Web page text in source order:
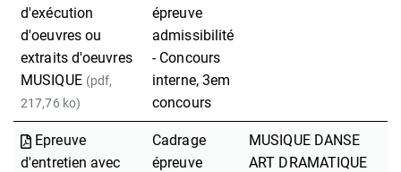
d'exécution
d'oeuvres ou
extraits d'oeuvres
MUSIQUE (pdf,
217,76 ko)
épreuve
admissibilité
- Concours
interne, 3em
concours
Epreuve
d'entretien avec
Cadrage
épreuve
MUSIQUE DANSE
ART DRAMATIQUE